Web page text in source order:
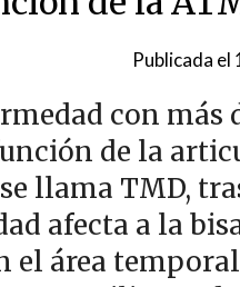
Publicada el
con más
de la
llama TMD,
afecta a la
el área